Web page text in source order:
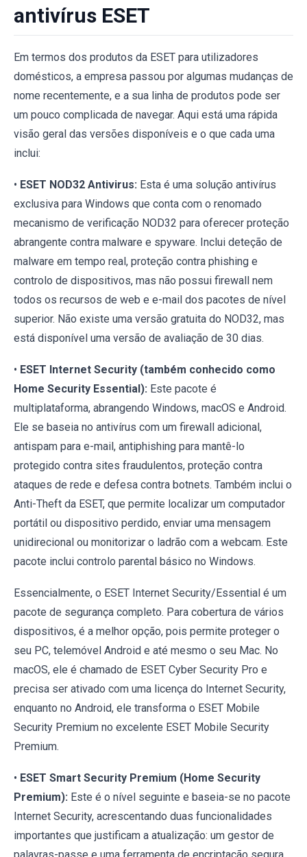
antivírus ESET
Em termos dos produtos da ESET para utilizadores
domésticos, a empresa passou por algumas mudanças de
nome recentemente, e a sua linha de produtos pode ser
um pouco complicada de navegar. Aqui está uma rápida
visão geral das versões disponíveis e o que cada uma
inclui:
• ESET NOD32 Antivirus: Esta é uma solução antivírus
exclusiva para Windows que conta com o renomado
mecanismo de verificação NOD32 para oferecer proteção
abrangente contra malware e spyware. Inclui deteção de
malware em tempo real, proteção contra phishing e
controlo de dispositivos, mas não possui firewall nem
todos os recursos de web e e-mail dos pacotes de nível
superior. Não existe uma versão gratuita do NOD32, mas
está disponível uma versão de avaliação de 30 dias.
• ESET Internet Security (também conhecido como
Home Security Essential): Este pacote é
multiplataforma, abrangendo Windows, macOS e Android.
Ele se baseia no antivírus com um firewall adicional,
antispam para e-mail, antiphishing para mantê-lo
protegido contra sites fraudulentos, proteção contra
ataques de rede e defesa contra botnets. Também inclui o
Anti-Theft da ESET, que permite localizar um computador
portátil ou dispositivo perdido, enviar uma mensagem
unidirecional ou monitorizar o ladrão com a webcam. Este
pacote inclui controlo parental básico no Windows.
Essencialmente, o ESET Internet Security/Essential é um
pacote de segurança completo. Para cobertura de vários
dispositivos, é a melhor opção, pois permite proteger o
seu PC, telemóvel Android e até mesmo o seu Mac. No
macOS, ele é chamado de ESET Cyber Security Pro e
precisa ser ativado com uma licença do Internet Security,
enquanto no Android, ele transforma o ESET Mobile
Security Premium no excelente ESET Mobile Security
Premium.
• ESET Smart Security Premium (Home Security
Premium): Este é o nível seguinte e baseia-se no pacote
Internet Security, acrescentando duas funcionalidades
importantes que justificam a atualização: um gestor de
palavras-passe e uma ferramenta de encriptação segura